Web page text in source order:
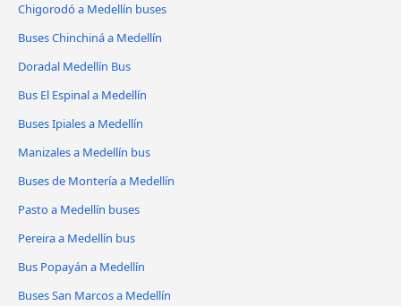
Chigorodó a Medellín buses
Buses Chinchiná a Medellín
Doradal Medellín Bus
Bus El Espinal a Medellín
Buses Ipiales a Medellín
Manizales a Medellín bus
Buses de Montería a Medellín
Pasto a Medellín buses
Pereira a Medellín bus
Bus Popayán a Medellín
Buses San Marcos a Medellín